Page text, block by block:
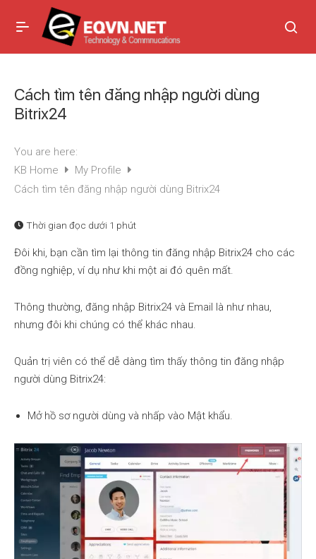
Cách tìm tên đăng nhập người dùng
Bitrix24
You are here:
KB Home
My Profile
Cách tìm tên đăng nhập người dùng Bitrix24
Thời gian đọc dưới 1 phút
Đôi khi, bạn cần tìm lại thông tin đăng nhập Bitrix24 cho các
đồng nghiệp, ví dụ như khi một ai đó quên mất.
Thông thường, đăng nhập Bitrix24 và Email là như nhau,
nhưng đôi khi chúng có thể khác nhau.
Quản trị viên có thể dễ dàng tìm thấy thông tin đăng nhập
người dùng Bitrix24:
Mở hồ sơ người dùng và nhấp vào Mật khẩu.